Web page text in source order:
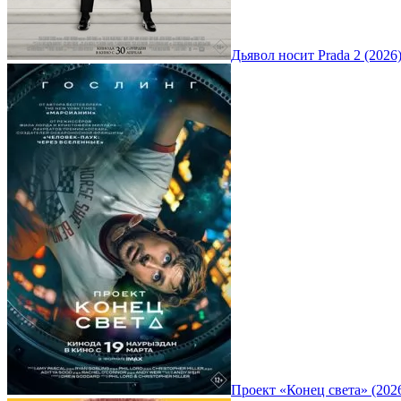
Дьявол носит Prada 2 (2026)
Проект «Конец света»